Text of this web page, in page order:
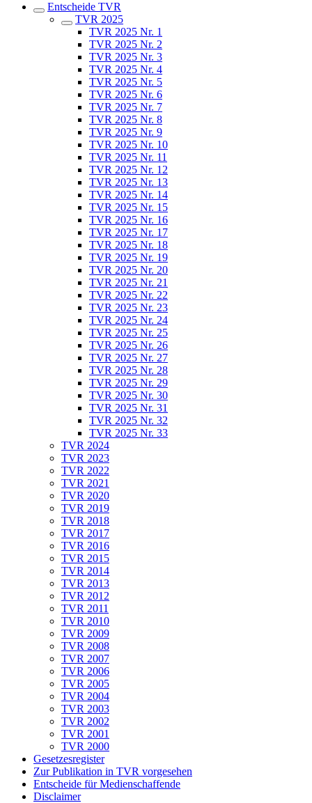
Entscheide TVR
TVR 2025
TVR 2025 Nr. 1
TVR 2025 Nr. 2
TVR 2025 Nr. 3
TVR 2025 Nr. 4
TVR 2025 Nr. 5
TVR 2025 Nr. 6
TVR 2025 Nr. 7
TVR 2025 Nr. 8
TVR 2025 Nr. 9
TVR 2025 Nr. 10
TVR 2025 Nr. 11
TVR 2025 Nr. 12
TVR 2025 Nr. 13
TVR 2025 Nr. 14
TVR 2025 Nr. 15
TVR 2025 Nr. 16
TVR 2025 Nr. 17
TVR 2025 Nr. 18
TVR 2025 Nr. 19
TVR 2025 Nr. 20
TVR 2025 Nr. 21
TVR 2025 Nr. 22
TVR 2025 Nr. 23
TVR 2025 Nr. 24
TVR 2025 Nr. 25
TVR 2025 Nr. 26
TVR 2025 Nr. 27
TVR 2025 Nr. 28
TVR 2025 Nr. 29
TVR 2025 Nr. 30
TVR 2025 Nr. 31
TVR 2025 Nr. 32
TVR 2025 Nr. 33
TVR 2024
TVR 2023
TVR 2022
TVR 2021
TVR 2020
TVR 2019
TVR 2018
TVR 2017
TVR 2016
TVR 2015
TVR 2014
TVR 2013
TVR 2012
TVR 2011
TVR 2010
TVR 2009
TVR 2008
TVR 2007
TVR 2006
TVR 2005
TVR 2004
TVR 2003
TVR 2002
TVR 2001
TVR 2000
Gesetzesregister
Zur Publikation in TVR vorgesehen
Entscheide für Medienschaffende
Disclaimer